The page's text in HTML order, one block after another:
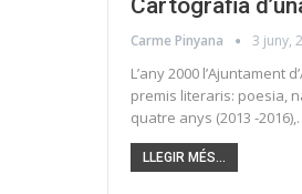
Cartografia
Carme Pinyana 3 juny,
L’any 2000 l’Ajuntament
premis literaris: poesia,
quatre anys (2013 -
LLEGIR MÉS...